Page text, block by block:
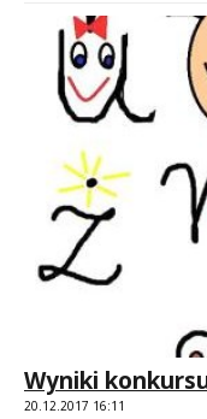
Wyniki
20.12.2017 16:11